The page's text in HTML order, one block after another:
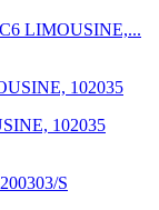
LIMOUSINE,...
102035